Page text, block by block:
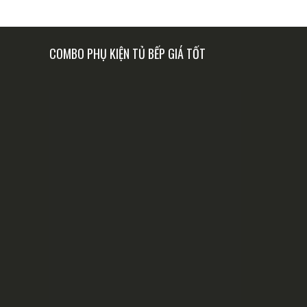
COMBO PHỤ KIỆN TỦ BẾP GIÁ TỐT